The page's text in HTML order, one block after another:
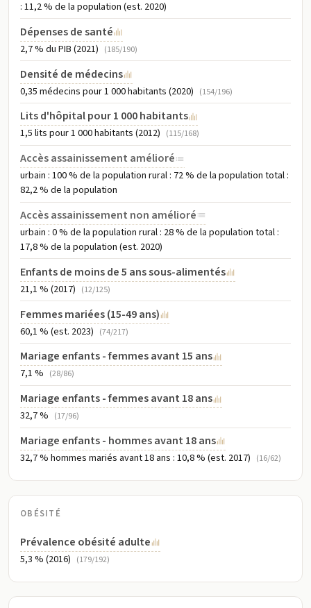
: 11,2 % de la population (est. 2020)
Dépenses de santé
2,7 % du PIB (2021) (185/190)
Densité de médecins
0,35 médecins pour 1 000 habitants (2020) (154/196)
Lits d'hôpital pour 1 000 habitants
1,5 lits pour 1 000 habitants (2012) (115/168)
Accès assainissement amélioré
urbain : 100 % de la population rural : 72 % de la population total :
82,2 % de la population
Accès assainissement non amélioré
urbain : 0 % de la population rural : 28 % de la population total :
17,8 % de la population (est. 2020)
Enfants de moins de 5 ans sous-alimentés
21,1 % (2017) (12/125)
Femmes mariées (15-49 ans)
60,1 % (est. 2023) (74/217)
Mariage enfants - femmes avant 15 ans
7,1 % (28/86)
Mariage enfants - femmes avant 18 ans
32,7 % (17/96)
Mariage enfants - hommes avant 18 ans
32,7 % hommes mariés avant 18 ans : 10,8 % (est. 2017) (16/62)
OBÉSITÉ
Prévalence obésité adulte
5,3 % (2016) (179/192)